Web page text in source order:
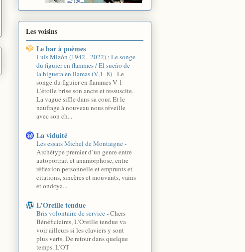
Les voisins
Le bar à poèmes
Luis Mizón (1942 - 2022) : Le songe
du figuier en flammes / El sueño de
la higuera en llamas (V,1- 8)-Le
songe du figuier en flammes V 1
L’étoile brise son ancre et ressuscite.
La vague siffle dans sa cour. Et le
naufrage à nouveau nous réveille
avec son ch...
La viduité
Les essais Michel de Montaigne-
Archétype premier d’un genre entre
autoportrait et anamorphose, entre
réflexion personnelle et emprunts et
citations, sincères et mouvants, vains
et ondoya...
L’Oreille tendue
Bris volontaire de service-Chers
Bénéficiaires, L’Oreille tendue va
voir ailleurs si les claviers y sont
plus verts. De retour dans quelque
temps. L’OT